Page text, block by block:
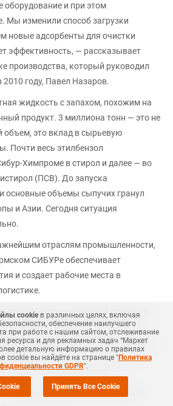
оборудование и при этом
Мы изменили способ загрузки
новые адсорбенты для очистки
эффективность, — рассказывает
производства, который руководил
2010 году, Павел Назаров.
жидкость с запахом, похожим на
продукт. 3 миллиона тонн — это не
объем, это вклад в сырьевую
Почти весь этилбензол
Химпроме в стирол и далее — во
(ПСВ). До запуска
основные объемы сыпучих гранул
и Азии. Сегодня ситуация
отраслям промышленности,
СИБУРе обеспечивает
и создает рабочие места в
производства несъемной опалубки,
утепления зданий, строительства
объема выпуска ПСВ на пермском
почти 20 тысяч пятиэтажных
в 10 сантиметров.
нефтехимики работают над новой
cookieв различных целях, включая
обеспечение наилучшего
при работе с нашим сайтом, отслеживание
ресурса и для рекламных задач “Маркет
детальную информацию о правилах
cookie вы найдёте на странице "Политика
GDPR".
Принять Все Cookie